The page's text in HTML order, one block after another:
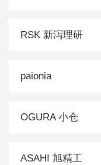
RSK 新泻理研
paionia
OGURA 小仓
ASAHI 旭精工